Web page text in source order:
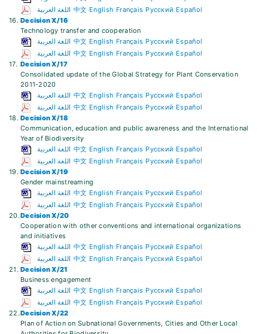
اللغة العربية 中文 English Français Русский Español
16. Decision X/16
Technology transfer and cooperation
اللغة العربية 中文 English Français Русский Español
اللغة العربية 中文 English Français Русский Español
17. Decision X/17
Consolidated update of the Global Strategy for Plant Conservation
2011-2020
اللغة العربية 中文 English Français Русский Español
اللغة العربية 中文 English Français Русский Español
18. Decision X/18
Communication, education and public awareness and the International
Year of Biodiversity
اللغة العربية 中文 English Français Русский Español
اللغة العربية 中文 English Français Русский Español
19. Decision X/19
Gender mainstreaming
اللغة العربية 中文 English Français Русский Español
اللغة العربية 中文 English Français Русский Español
20.Decision X/20
Cooperation with other conventions and international organizations
and initiatives
اللغة العربية 中文 English Français Русский Español
اللغة العربية 中文 English Français Русский Español
21. Decision X/21
Business engagement
اللغة العربية 中文 English Français Русский Español
اللغة العربية 中文 English Français Русский Español
22.Decision X/22
Plan of Action on Subnational Governments, Cities and Other Local